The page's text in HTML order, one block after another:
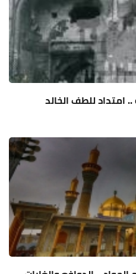
.. امتداد للطف الخالد